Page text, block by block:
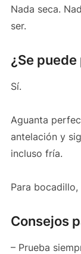
Nada seca.
ser.
¿Se
Sí.
Aguanta
antelación y
incluso fría.
Para
Consejos
– Prueba